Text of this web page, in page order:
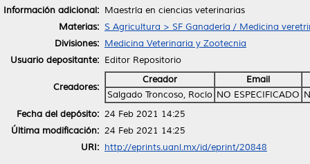
Información adicional: Maestría en ciencias veterinarias
Materias: S Agricultura > SF Ganadería / Medicina
Divisiones: Medicina Veterinaria y Zootecnia
Usuario depositante: Editor Repositorio
Creadores:
Creador
Email
Salgado Troncoso, Rocío NO ESPECIFICADO
Fecha del depósito: 24 Feb 2021 14:25
Última modificación: 24 Feb 2021 14:25
URI: http://eprints.uanl.mx/id/eprint/20848